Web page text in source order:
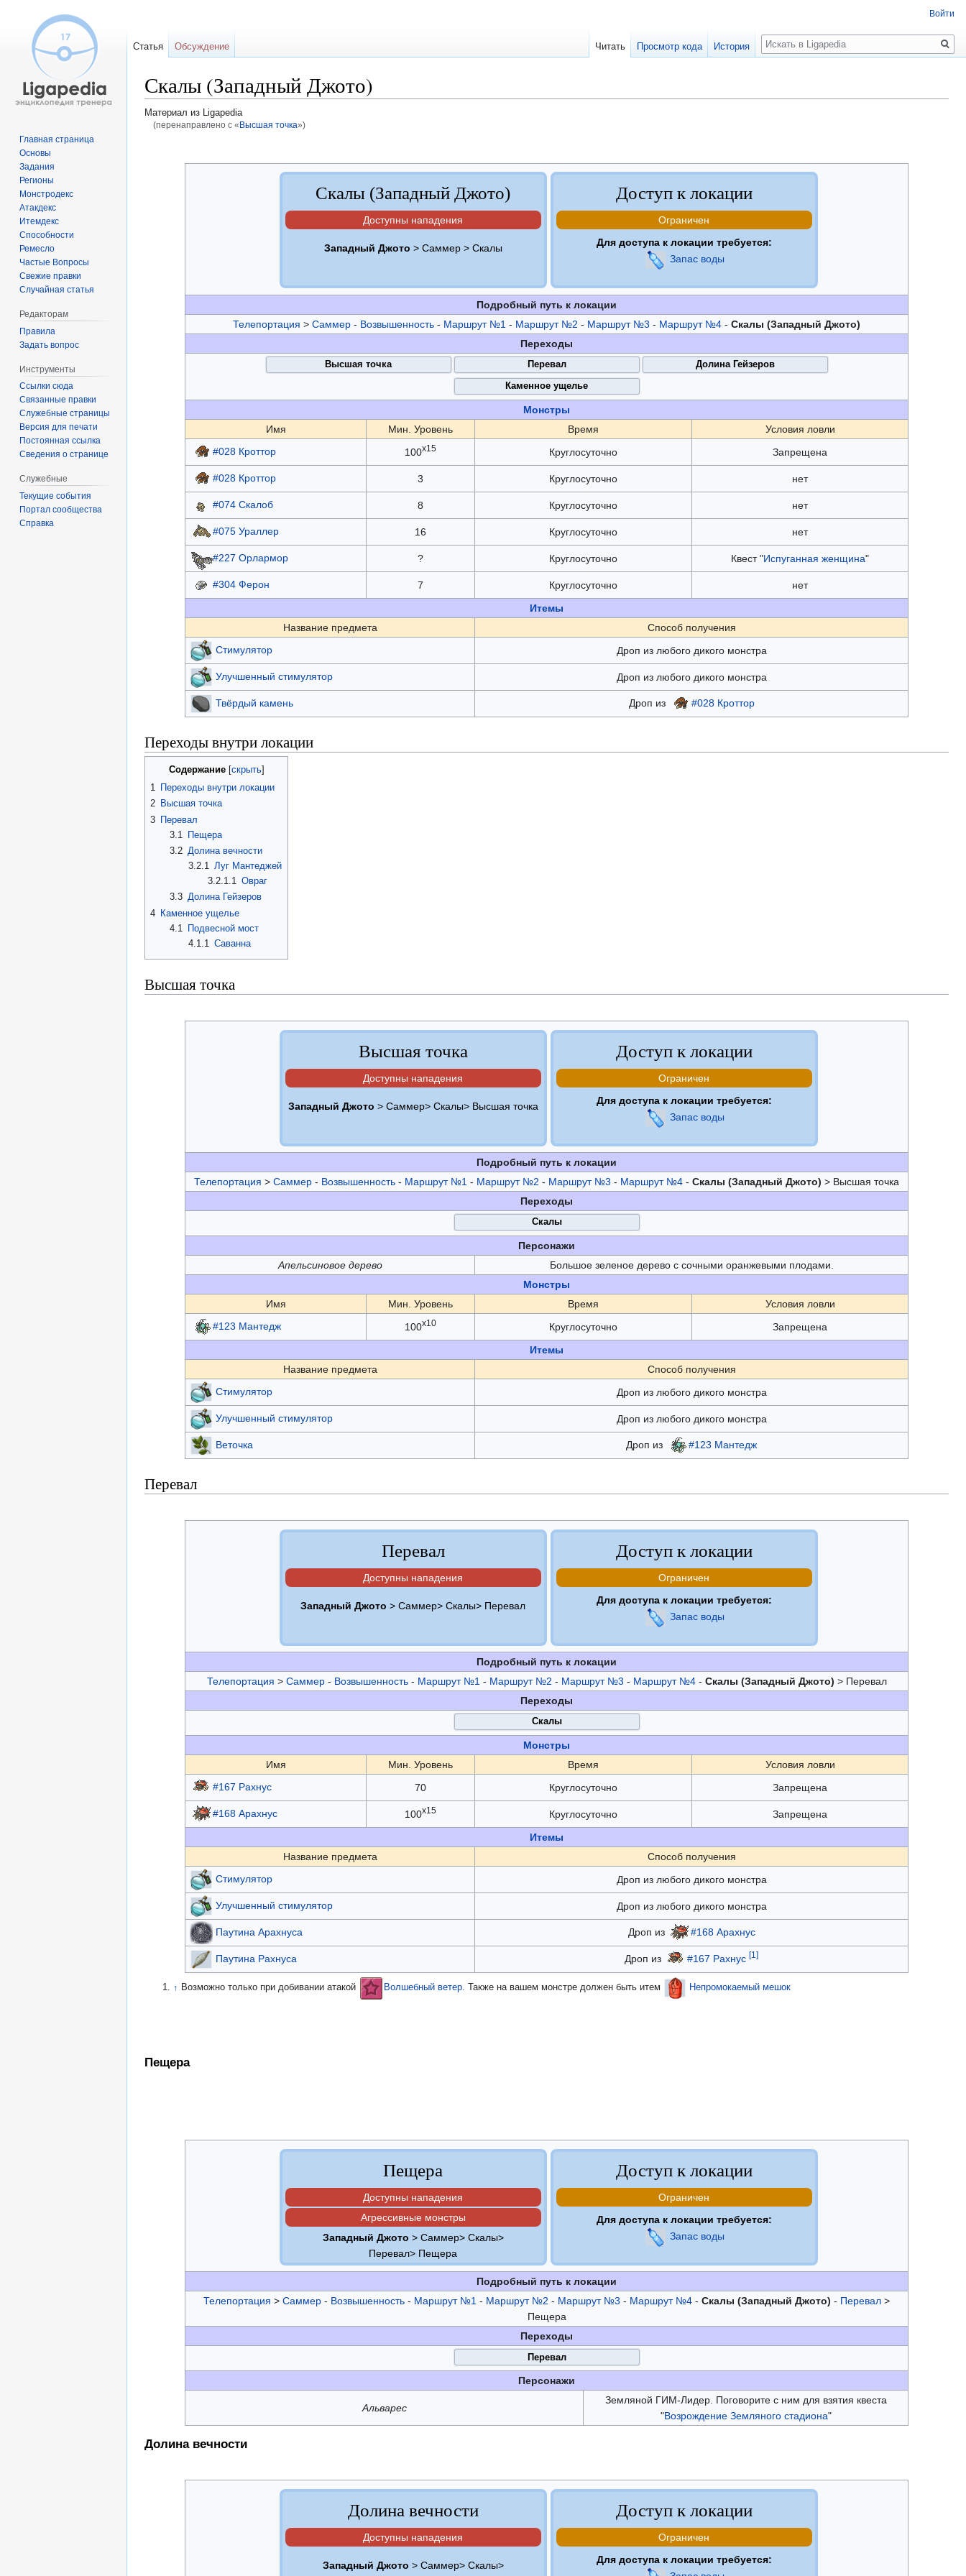
Скалы (Западный Джото)
Материал из Ligapedia
(перенаправлено с « Высшая точка»)
Скалы (Западный Джото)
Доступны нападения
Западный Джото > Саммер > Скалы
Доступ к локации
Ограничен
Для доступа к локации требуется:
Запас воды
Подробный путь к локации
Телепортация > Саммер - Возвышенность - Маршрут №1 - Маршрут №2 - Маршрут №3 - Маршрут №4 - Скалы (Западный Джото)
Переходы
Высшая точка Перевал Долина Гейзеров
Каменное ущелье
Монстры
Имя
Мин. Уровень Время
Условия ловли
#028 Кроттор
100x15 Круглосуточно Запрещена
#028 Кроттор 3 Круглосуточно нет
#074 Скалоб 8 Круглосуточно нет
#075 Ураллер 16 Круглосуточно нет
#227 Орлармор ? Круглосуточно Квест "Испуганная женщина"
#304 Ферон 7 Круглосуточно
нет
Итемы
Название предмета
Способ получения
Стимулятор
Дроп из любого дикого монстра
Улучшенный стимулятор Дроп из любого дикого монстра
Твёрдый камень Дроп из #028 Кроттор
Переходы внутри локации
Содержание
1
Переходы внутри локации
2 Высшая точка
3 Перевал
3.1
Пещера
3.2 Долина вечности
3.2.1
Луг Мантеджей
3.2.1.1
Овраг
3.3 Долина Гейзеров
4 Каменное ущелье
4.1
Подвесной мост
4.1.1
Саванна
Высшая точка
Высшая точка
Доступны нападения
Западный Джото > Саммер> Скалы> Высшая точка
Доступ к локации
Ограничен
Для доступа к локации требуется:
Запас воды
Подробный путь к локации
Телепортация > Саммер - Возвышенность - Маршрут №1 - Маршрут №2 - Маршрут №3 - Маршрут №4 - Скалы (Западный Джото) > Высшая точка
Переходы
Скалы
Персонажи
Апельсиновое дерево
Большое зеленое дерево с сочными оранжевыми плодами.
Монстры
Имя
Мин. Уровень Время
Условия ловли
#123 Мантедж
100x10 Круглосуточно
Запрещена
Итемы
Название предмета
Способ получения
Стимулятор
Дроп из любого дикого монстра
Улучшенный стимулятор Дроп из любого дикого монстра
Веточка Дроп из #123 Мантедж
Перевал
Перевал
Доступны нападения
Западный Джото > Саммер> Скалы> Перевал
Доступ к локации
Ограничен
Для доступа к локации требуется:
Запас воды
Подробный путь к локации
Телепортация > Саммер- Возвышенность- Маршрут №1 - Маршрут №2 - Маршрут №3 - Маршрут №4- Скалы (Западный Джото) > Перевал
Переходы
Скалы
Монстры
Имя
Мин. Уровень Время
Условия ловли
#167 Рахнус
70 Круглосуточно Запрещена
#168 Арахнус 100x15 Круглосуточно
Запрещена
Итемы
Название предмета
Способ получения
Стимулятор
Дроп из любого дикого монстра
Улучшенный стимулятор Дроп из любого дикого монстра
Паутина Арахнуса Дроп из #168 Арахнус
Паутина Рахнуса Дроп из #167 Рахнус [1]
↑ Возможно только при добивании атакой Волшебный ветер. Также на вашем монстре должен быть итем Непромокаемый мешок
Пещера
Пещера
Доступны нападения
Агрессивные монстры
Западный Джото > Саммер> Скалы>
Перевал> Пещера
Доступ к локации
Ограничен
Для доступа к локации требуется:
Запас воды
Подробный путь к локации
Телепортация > Саммер - Возвышенность - Маршрут №1 - Маршрут №2 - Маршрут №3 - Маршрут №4 - Скалы (Западный Джото) - Перевал >
Пещера
Переходы
Перевал
Персонажи
Альварес
Земляной ГИМ-Лидер. Поговорите с ним для взятия квеста
"Возрождение Земляного стадиона"
Долина вечности
Долина вечности
Доступны нападения
Западный Джото > Саммер> Скалы>
Доступ к локации
Ограничен
Для доступа к локации требуется:
Войти
Статья Обсуждение Читать Просмотр кода История
Поиск
Главная страница
Основы
Задания
Регионы
Монстродекс
Атакдекс
Итемдекс
Способности
Ремесло
Частые Вопросы
Свежие правки
Случайная статья
Редакторам
Правила
Задать вопрос
Инструменты
Ссылки сюда
Связанные правки
Служебные страницы
Версия для печати
Постоянная ссылка
Сведения о странице
Служебные
Текущие события
Портал сообщества
Справка